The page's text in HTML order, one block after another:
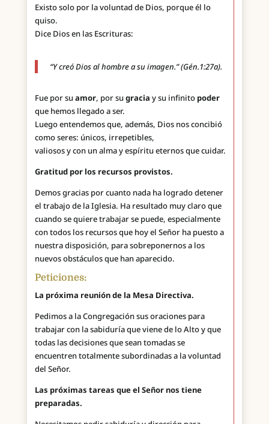
Existo solo por la voluntad de Dios, porque él lo
quiso.
Dice Dios en las Escrituras:
“Y creó Dios al hombre a su imagen.” (Gén.1:27a).
Fue por su amor, por su gracia y su infinito poder
que hemos llegado a ser.
Luego entendemos que, además, Dios nos concibió
como seres: únicos, irrepetibles,
valiosos y con un alma y espíritu eternos que cuidar.
Gratitud por los recursos provistos.
Demos gracias por cuanto nada ha logrado detener
el trabajo de la Iglesia. Ha resultado muy claro que
cuando se quiere trabajar se puede, especialmente
con todos los recursos que hoy el Señor ha puesto a
nuestra disposición, para sobreponernos a los
nuevos obstáculos que han aparecido.
Peticiones:
La próxima reunión de la Mesa Directiva.
Pedimos a la Congregación sus oraciones para
trabajar con la sabiduría que viene de lo Alto y que
todas las decisiones que sean tomadas se
encuentren totalmente subordinadas a la voluntad
del Señor.
Las próximas tareas que el Señor nos tiene
preparadas.